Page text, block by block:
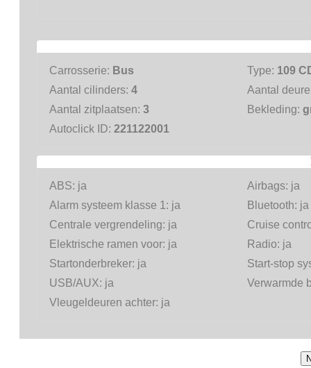
Carrosserie: Bus Type: 109
Aantal cilinders: 4
Aantal
Aantal zitplaatsen: 3 Bekleding:
Autoclick ID: 221122001
ABS: ja Airbags: ja
Alarm systeem klasse 1: ja Bluetooth: ja
Centrale vergrendeling: ja
Cruise
Elektrische ramen voor: ja Radio: ja
Startonderbreker: ja
Start-stop
USB/AUX: ja
Verwarmde
Vleugeldeuren achter: ja